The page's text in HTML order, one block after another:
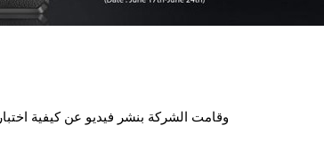
وقامت الشركة بنشر فيديو عن كيفية